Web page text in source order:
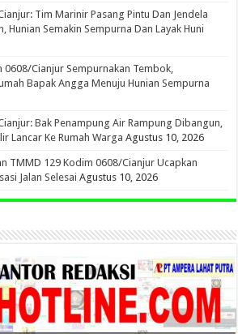
Tim Marinir Pasang Pintu Dan Jendela
Hunian Semakin Sempurna Dan Layak Huni
Cianjur Sempurnakan Tembok,
Bapak Angga Menuju Hunian Sempurna
Bak Penampung Air Rampung Dibangun,
Lancar Ke Rumah Warga Agustus 10, 2026
TMMD 129 Kodim 0608/Cianjur Ucapkan
Jalan Selesai Agustus 10, 2026